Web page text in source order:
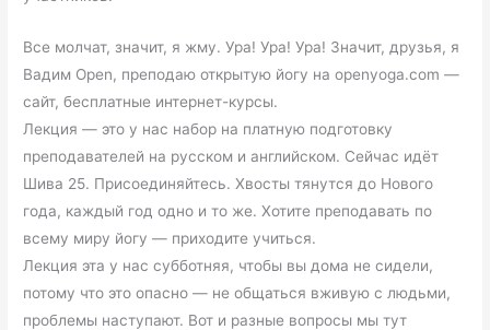
Все молчат, значит, я жму. Ура! Ура! Ура! Значит, друзья, я
Вадим Open, преподаю открытую йогу на openyoga.com —
сайт, бесплатные интернет-курсы.
Лекция — это у нас набор на платную подготовку
преподавателей на русском и английском. Сейчас идёт
Шива 25. Присоединяйтесь. Хвосты тянутся до Нового
года, каждый год одно и то же. Хотите преподавать по
всему миру йогу — приходите учиться.
Лекция эта у нас субботняя, чтобы вы дома не сидели,
потому что это опасно — не общаться вживую с людьми,
проблемы наступают. Вот и разные вопросы мы тут